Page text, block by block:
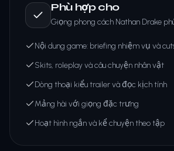
Phù hợp cho
Giọng phong cách Nathan Drake
Nội dung game: briefing nhiệm vụ và
Skits, roleplay và câu chuyện nhân vật
Dòng thoại kiểu trailer và đọc kịch tính
Mảng hài với giọng đặc trưng
Hoạt hình ngắn và kể chuyện theo tập